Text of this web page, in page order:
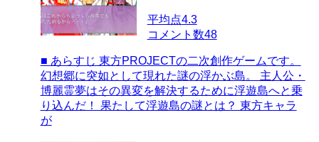
平均点4.3
コメント数48
■ あらすじ 東方PROJECTの二次創作ゲームです。
幻想郷に突如として現れた謎の浮かぶ島。 主人公・
博麗霊夢はその異変を解決するために浮遊島へと乗
り込んだ！ 果たして浮遊島の謎とは？ 東方キャラ
が